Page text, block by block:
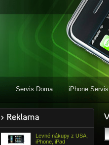
Servis Doma iPhone Servis
Levné nákupy z USA,
iPhone, iPad